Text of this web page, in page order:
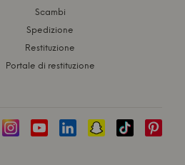
Scambi
Spedizione
Restituzione
Portale di restituzione